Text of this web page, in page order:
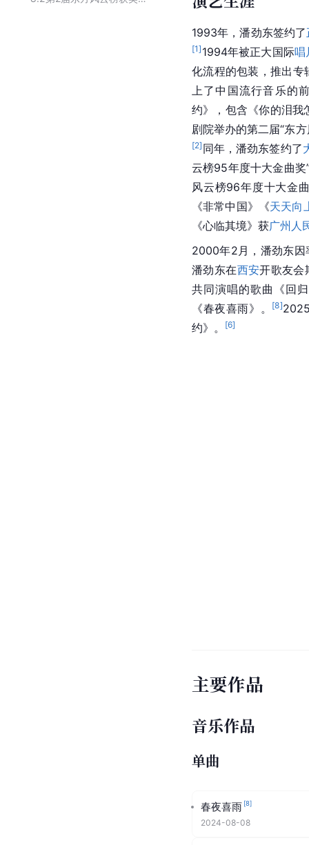
1993年，潘劲东签约了
[1] 1994年被正大国际唱
化流程的包装，推出专
上了中国流行音乐的
约》，包含《你的泪我
剧院举办的第二届“东
[2] 同年，潘劲东签约了
云榜95年度十大金曲奖
风云榜96年度十大金
《非常中国》《天天向
《心临其境》获广州人
2000年2月，潘劲东因
潘劲东在西安开歌友会
共同演唱的歌曲《回
《春夜喜雨》。
[8]
约》。
[6]
主要作品
音乐作品
单曲
春夜喜雨 [8]
2024-08-08